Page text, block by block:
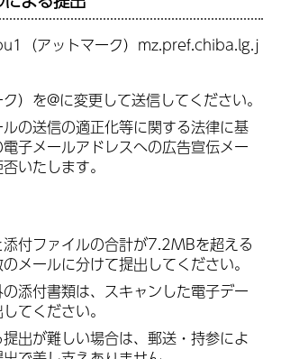
（アットマーク）mz.pref.chiba.lg.j
ク）を@に変更して送信してください。
の送信の適正化等に関する法律に基
子メールアドレスへの広告宣伝メー
いたします。
付ファイルの合計が7.2MBを超える
メールに分けて提出してください。
添付書類は、スキャンした電子デー
てください。
出が難しい場合は、郵送・持参によ